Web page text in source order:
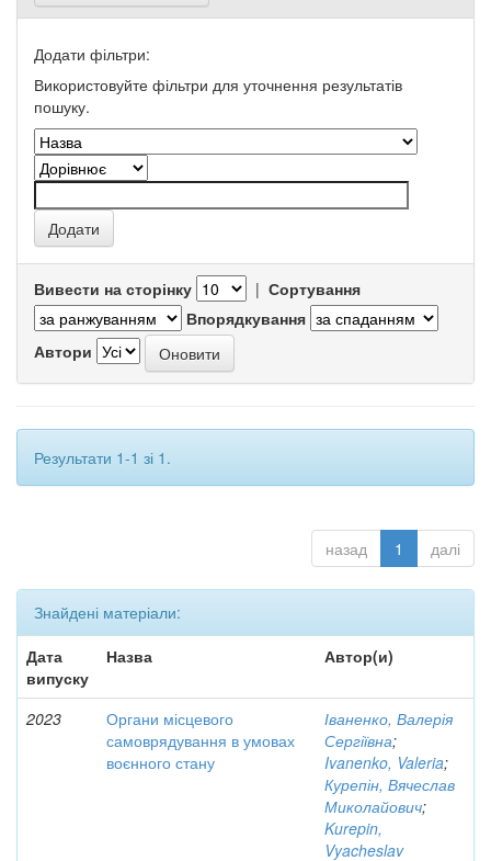
Додати фільтри:
Використовуйте фільтри для уточнення результатів
пошуку.
Вивести на сторінку | Сортування
Впорядкування
Автори
Результати 1-1 зі 1.
назад 1 далі
Знайдені матеріали:
Дата
випуску
Назва Автор(и)
2023
Органи місцевого
самоврядування в умовах
воєнного стану
Іваненко, Валерія
Сергіївна;
Ivanenko, Valeria;
Курепін, Вячеслав
Миколайович;
Kurepin,
Vyacheslav